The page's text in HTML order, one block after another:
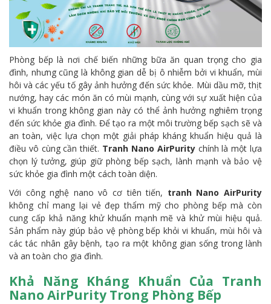
Phòng bếp là nơi chế biến những bữa ăn quan trọng cho gia
đình, nhưng cũng là không gian dễ bị ô nhiễm bởi vi khuẩn, mùi
hôi và các yếu tố gây ảnh hưởng đến sức khỏe. Mùi dầu mỡ, thịt
nướng, hay các món ăn có mùi mạnh, cùng với sự xuất hiện của
vi khuẩn trong không gian này có thể ảnh hưởng nghiêm trọng
đến sức khỏe gia đình. Để tạo ra một môi trường bếp sạch sẽ và
an toàn, việc lựa chọn một giải pháp kháng khuẩn hiệu quả là
điều vô cùng cần thiết. Tranh Nano AirPuritychính là một lựa
chọn lý tưởng, giúp giữ phòng bếp sạch, lành mạnh và bảo vệ
sức khỏe gia đình một cách toàn diện.
Với công nghệ nano vô cơ tiên tiến, tranh Nano AirPurity
không chỉ mang lại vẻ đẹp thẩm mỹ cho phòng bếp mà còn
cung cấp khả năng khử khuẩn mạnh mẽ và khử mùi hiệu quả.
Sản phẩm này giúp bảo vệ phòng bếp khỏi vi khuẩn, mùi hôi và
các tác nhân gây bệnh, tạo ra một không gian sống trong lành
và an toàn cho gia đình.
Khả Năng Kháng Khuẩn Của Tranh
Nano AirPurity Trong Phòng Bếp